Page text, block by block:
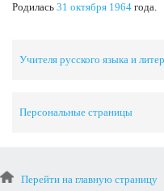
Родилась 31 октября 1964 года.
Учителя русского языка и
Персональные страницы
Перейти на главную страницу